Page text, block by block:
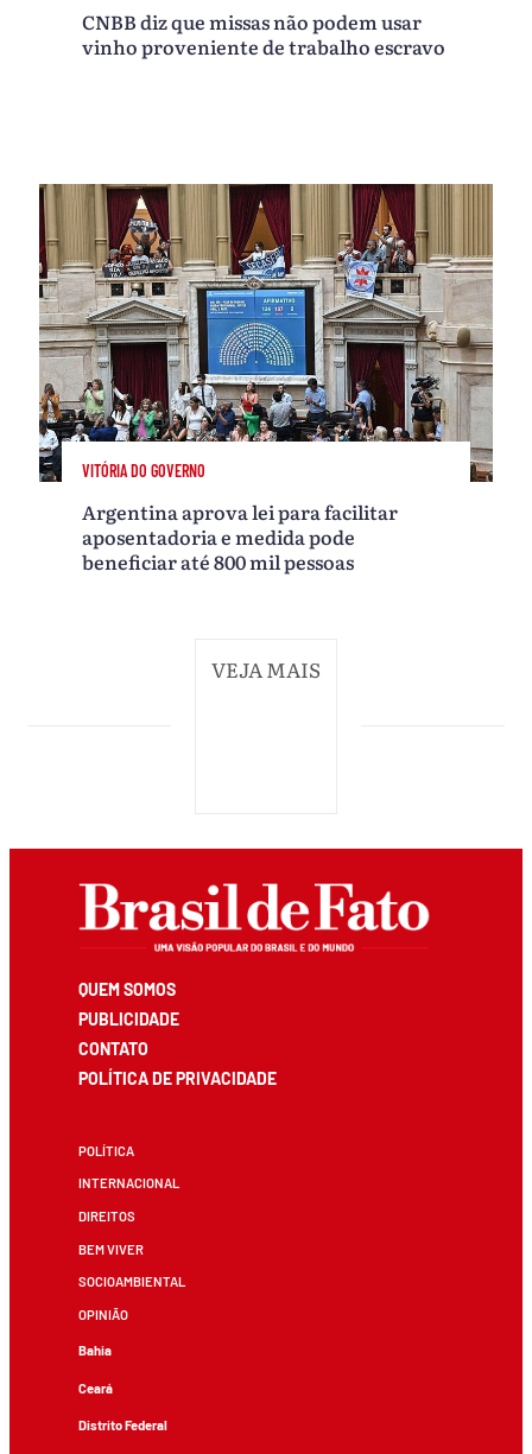
CNBB diz que missas não podem usar
vinho proveniente de trabalho escravo
VITÓRIA DO GOVERNO
Argentina aprova lei para facilitar
aposentadoria e medida pode
beneficiar até 800 mil pessoas
VEJA MAIS
QUEM SOMOS
PUBLICIDADE
CONTATO
POLÍTICA DE PRIVACIDADE
POLÍTICA
INTERNACIONAL
DIREITOS
BEM VIVER
SOCIOAMBIENTAL
OPINIÃO
Bahia
Ceará
Distrito Federal